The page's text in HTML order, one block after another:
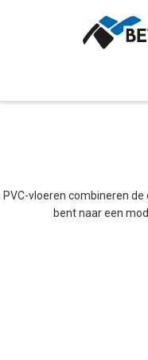
PVC-vloeren combineren
bent naar een